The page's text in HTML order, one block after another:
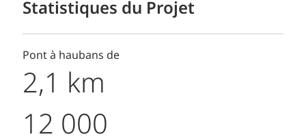
Statistiques du Projet
Pont à haubans de
2,1 km
12 000